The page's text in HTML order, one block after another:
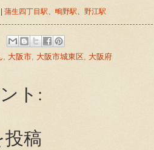
蒲生四丁目駅、 鴫野駅、 野江駅
大阪市 大阪市城東区 大阪府
ト:
稿